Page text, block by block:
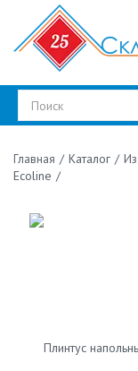
Главная / Каталог /
Ecoline /